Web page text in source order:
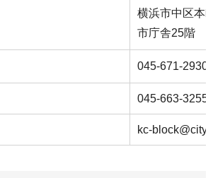
横浜市中区本
市庁舎25階
045-671-2930
045-663-3255
kc-